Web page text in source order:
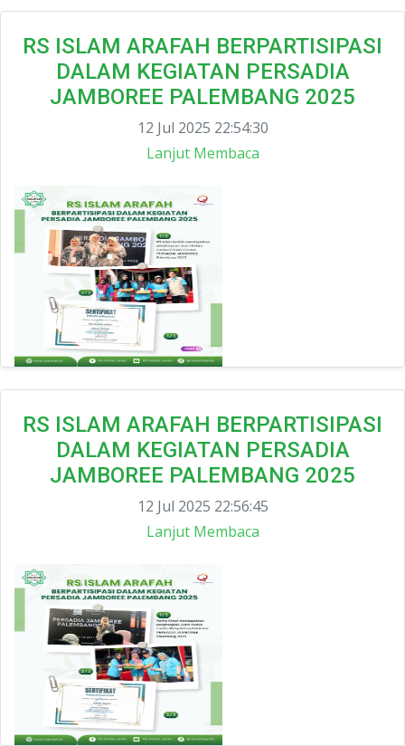
RS ISLAM ARAFAH BERPARTISIPASI
DALAM KEGIATAN PERSADIA
JAMBOREE PALEMBANG 2025
12 Jul 2025 22:54:30
Lanjut Membaca
RS ISLAM ARAFAH BERPARTISIPASI
DALAM KEGIATAN PERSADIA
JAMBOREE PALEMBANG 2025
12 Jul 2025 22:56:45
Lanjut Membaca